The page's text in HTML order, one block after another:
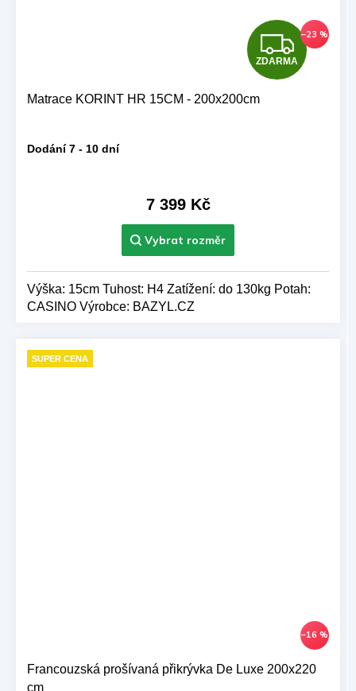
Z
D
ZDARMA
–23 %
Matrace KORINT HR 15CM - 200x200cm
Dodání 7 - 10 dní
7 399 Kč
Výška: 15cm Tuhost: H4 Zatížení: do 130kg Potah:
CASINO Výrobce: BAZYL.CZ
SUPER CENA
–16 %
Francouzská prošívaná přikrývka De Luxe 200x220
cm